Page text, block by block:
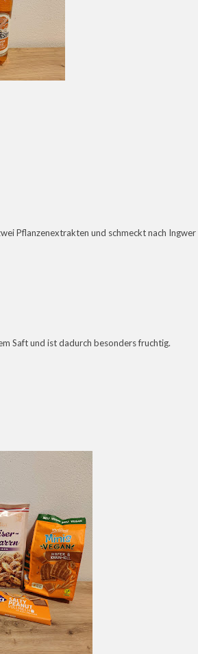
Pflanzenextrakten und schmeckt nach Ingwer
Saft und ist dadurch besonders fruchtig.